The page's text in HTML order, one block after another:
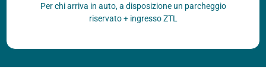
Per chi arriva in auto, a disposizione un parcheggio
riservato + ingresso ZTL